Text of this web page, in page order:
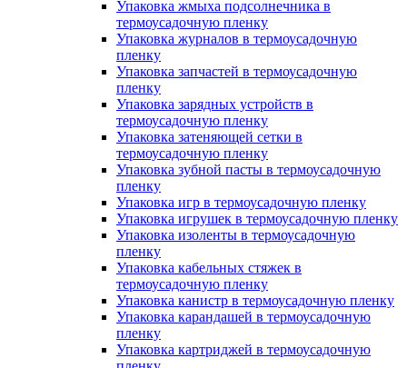
Упаковка жмыха подсолнечника в
термоусадочную пленку
Упаковка журналов в термоусадочную
пленку
Упаковка запчастей в термоусадочную
пленку
Упаковка зарядных устройств в
термоусадочную пленку
Упаковка затеняющей сетки в
термоусадочную пленку
Упаковка зубной пасты в термоусадочную
пленку
Упаковка игр в термоусадочную пленку
Упаковка игрушек в термоусадочную пленку
Упаковка изоленты в термоусадочную
пленку
Упаковка кабельных стяжек в
термоусадочную пленку
Упаковка канистр в термоусадочную пленку
Упаковка карандашей в термоусадочную
пленку
Упаковка картриджей в термоусадочную